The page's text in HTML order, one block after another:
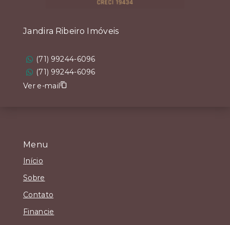
Menu
Início
Sobre
Contato
Financie
Jandira Ribeiro Imóveis
(71) 99244-6096
(71) 99244-6096
Ver e-mail